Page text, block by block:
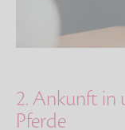
2. Ankunft in
Pferde